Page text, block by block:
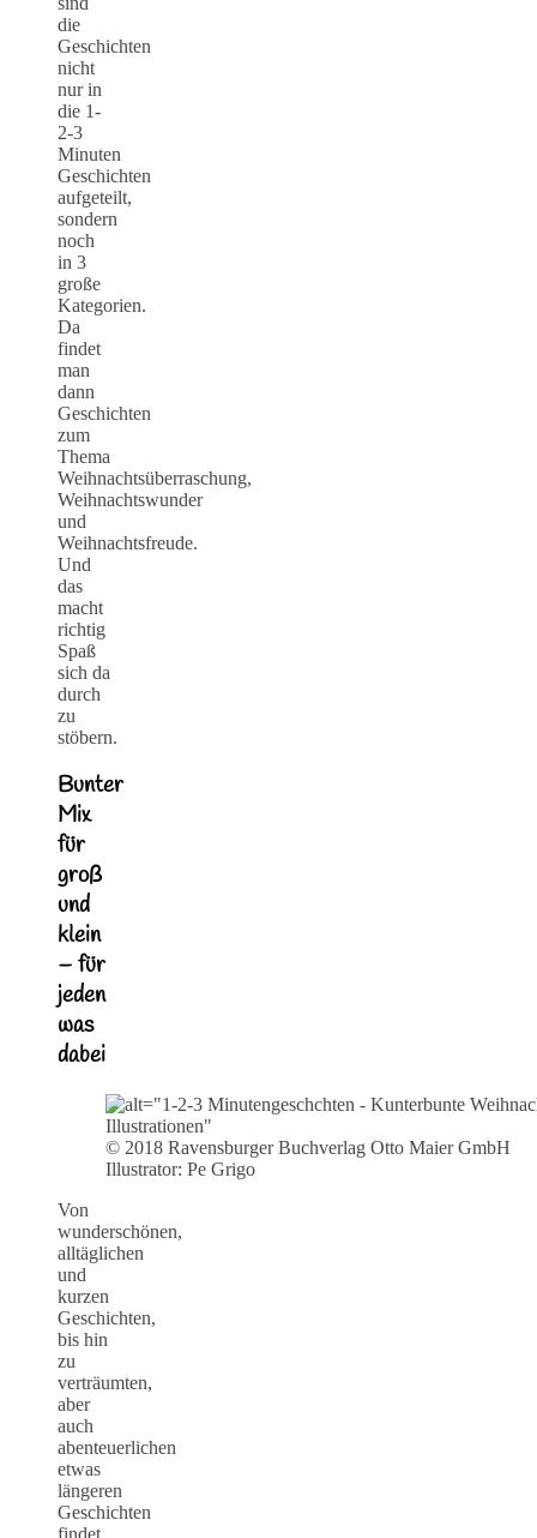
die
Geschichten
nicht
nur in
die 1-
2-3
Minuten
Geschichten
aufgeteilt,
sondern
noch
in 3
große
Kategorien.
Da
findet
man
dann
Geschichten
zum
Thema
Weihnachtsüberraschung,
Weihnachtswunder
und
Weihnachtsfreude.
Und
das
macht
richtig
Spaß
sich da
durch
zu
stöbern.
Bunter
Mix
für
groß
und
klein
– für
jeden
was
dabei
© 2018 Ravensburger Buchverlag Otto Maier GmbH
Illustrator: Pe Grigo
Von
wunderschönen,
alltäglichen
und
kurzen
Geschichten,
bis hin
zu
verträumten,
aber
auch
abenteuerlichen
etwas
längeren
Geschichten
findet